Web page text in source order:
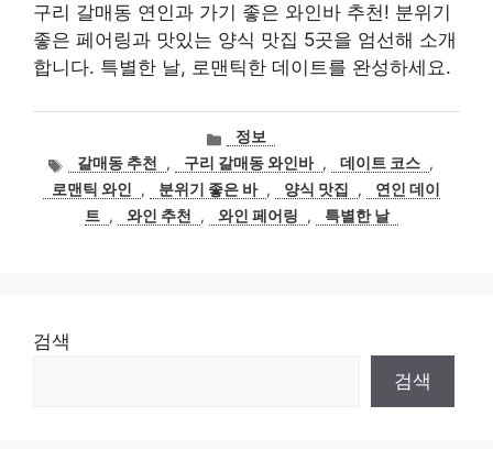
구리 갈매동 연인과 가기 좋은 와인바 추천! 분위기
좋은 페어링과 맛있는 양식 맛집 5곳을 엄선해 소개
합니다. 특별한 날, 로맨틱한 데이트를 완성하세요.
카
테
고
리
정보
태
그
갈매동 추천 , 구리 갈매동 와인바 , 데이트 코스 ,
로맨틱 와인
, 분위기 좋은 바 , 양식 맛집 ,
연인 데이
트 , 와인 추천 , 와인 페어링 , 특별한 날
검색
검색